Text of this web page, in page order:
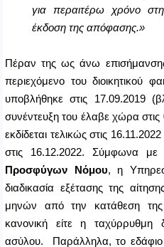
για περαιτέρω χρόνο
έκδοση της απόφασης.»
Πέραν της ως άνω
περιεχόμενο του διοικητικού
υποβλήθηκε στις
συνέντευξη του έλαβε χώρα
εκδίδεται τελικώς στις
στις 16.12.2022. Σύμφωνα με
Προσφύγων Νόμου, η
διαδικασία εξέτασης της
μηνών από την κατάθεση της
κανονική είτε η ταχύρρυθμη
ασύλου. Παράλληλα, το